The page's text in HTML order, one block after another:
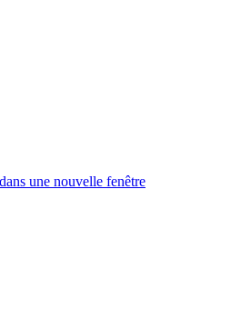
une nouvelle fenêtre